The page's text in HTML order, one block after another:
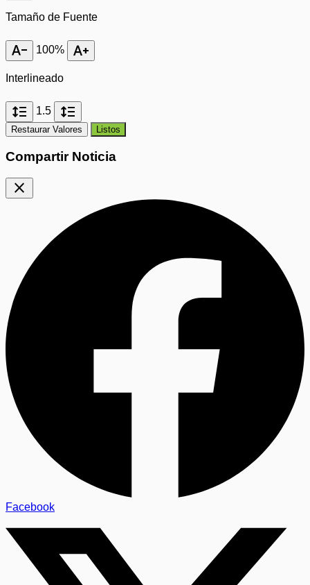
Tamaño de Fuente
text_decrease 100% text_increase
Interlineado
format_line_spacing 1.5 format_line_spacing
Restaurar Valores Listos
Compartir Noticia
close
Facebook